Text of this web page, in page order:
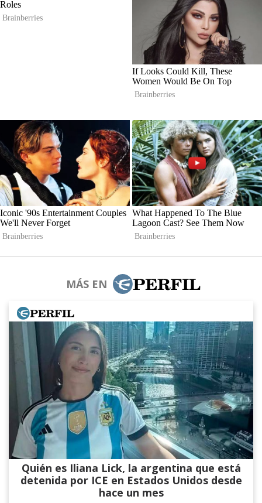
MÁS EN
Quién es Iliana Lick, la argentina que está
detenida por ICE en Estados Unidos desde
hace un mes